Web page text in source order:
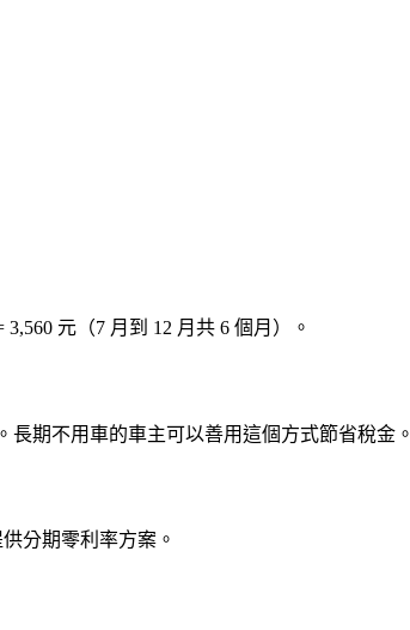
元（7 月到 12 月共 6 個月）。
期不用車的車主可以善用這個方式節省稅金。
分期零利率方案。